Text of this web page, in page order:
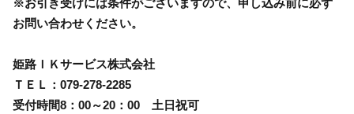
お問い合わせください。
姫路ＩＫサービス株式会社
ＴＥＬ：079-278-2285
受付時間8：00～20：00 土日祝可